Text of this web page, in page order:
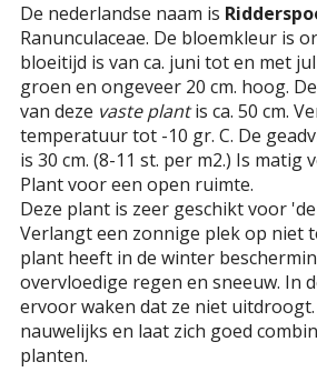
De nederlandse naam is
Ranunculaceae. De bloemkleur is
bloeitijd is van ca. juni tot en met
groen en ongeveer 20 cm. hoog.
van deze vaste plantis ca. 50 cm.
temperatuur tot -10 gr. C. De
is 30 cm. (8-11 st. per m2.) Is matig
Plant voor een open ruimte.
Deze plant is zeer geschikt voor
Verlangt een zonnige plek op niet
plant heeft in de winter
overvloedige regen en sneeuw. In
ervoor waken dat ze niet
nauwelijks en laat zich goed
planten.